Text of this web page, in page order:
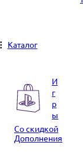
Каталог
И
г
р
ы
Со скидкой
Дополнения